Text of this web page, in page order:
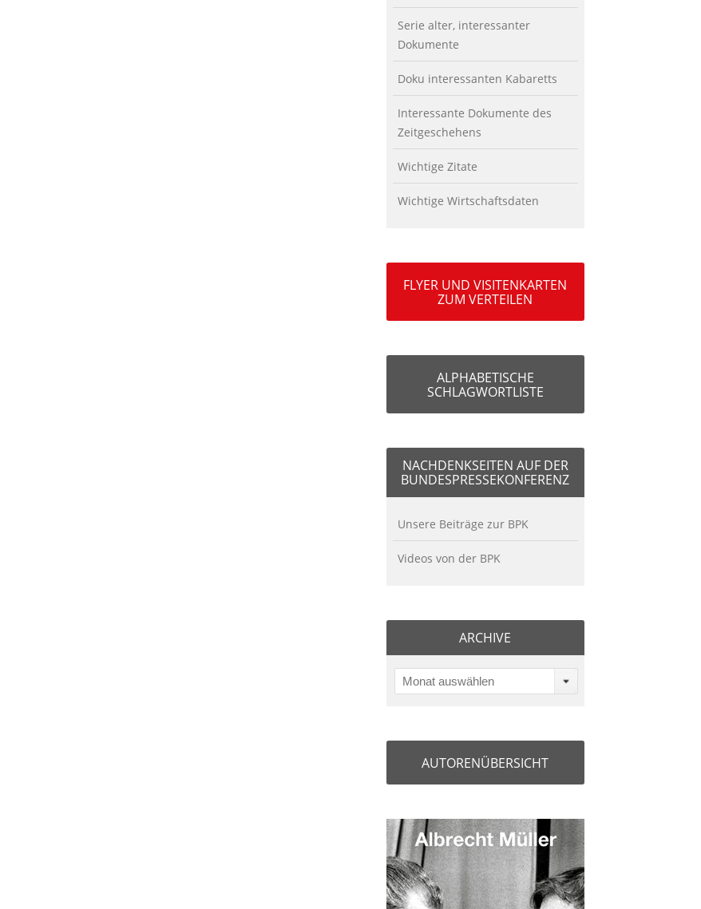
Serie alter, interessanter
Dokumente
Doku interessanten Kabaretts
Interessante Dokumente des
Zeitgeschehens
Wichtige Zitate
Wichtige Wirtschaftsdaten
FLYER UND VISITENKARTEN
ZUM VERTEILEN
ALPHABETISCHE
SCHLAGWORTLISTE
NACHDENKSEITEN AUF DER
BUNDESPRESSEKONFERENZ
Unsere Beiträge zur BPK
Videos von der BPK
ARCHIVE
Monat auswählen
AUTORENÜBERSICHT